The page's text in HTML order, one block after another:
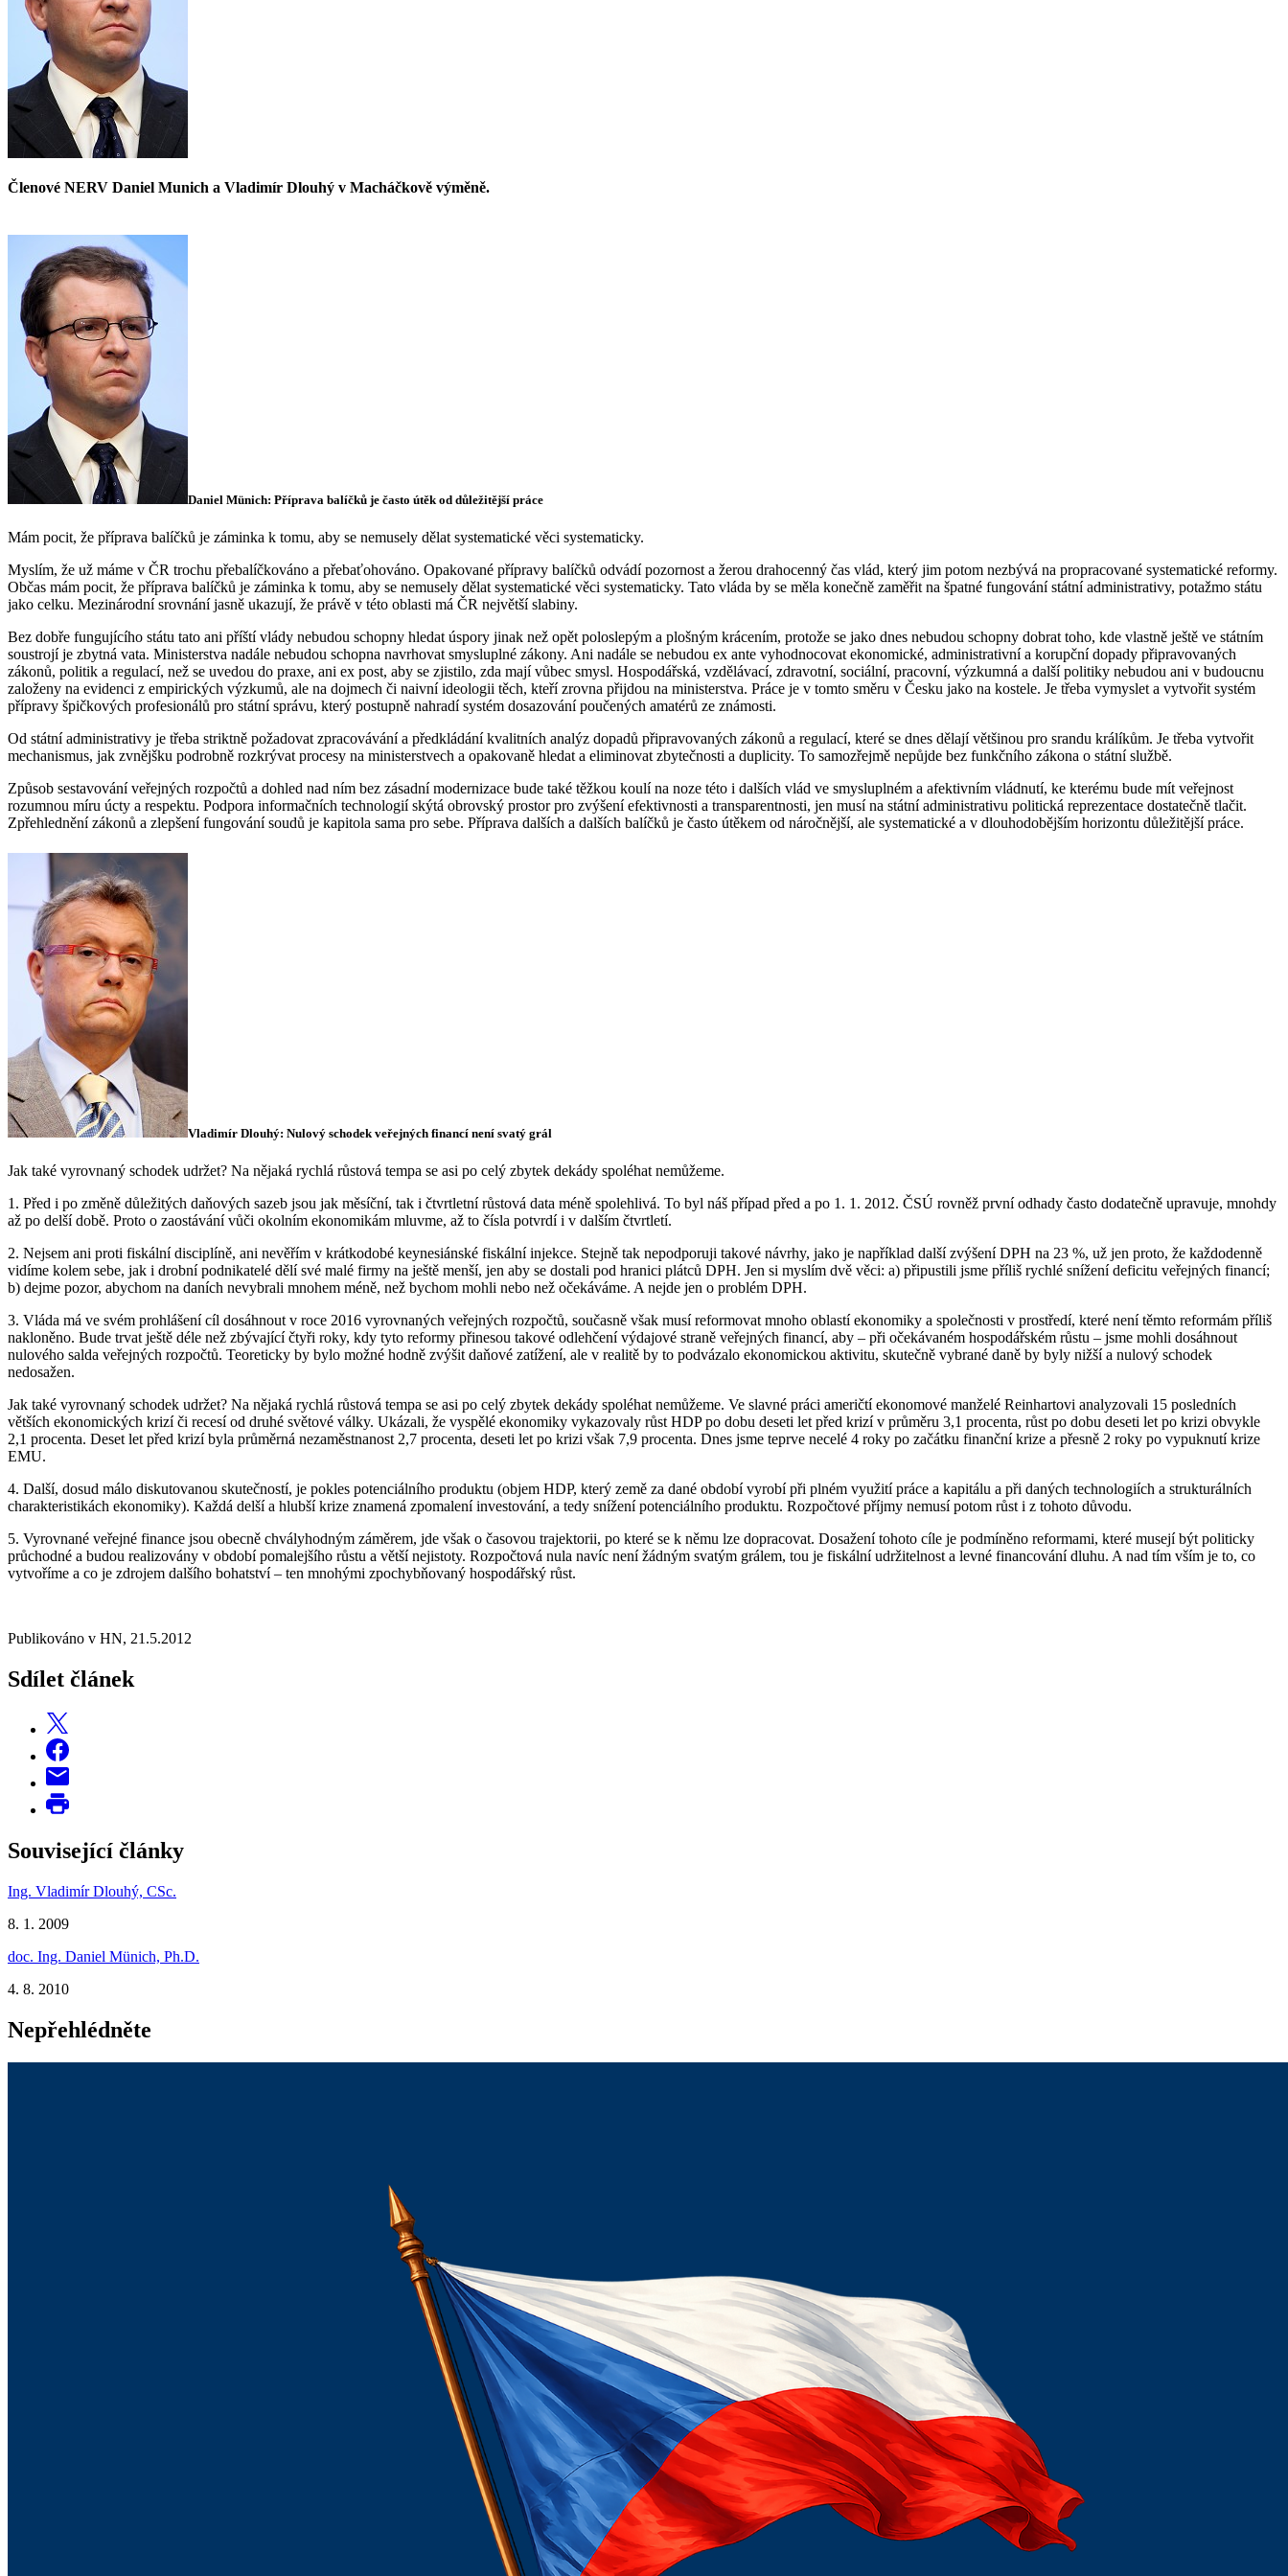
Členové NERV Daniel Munich a Vladimír Dlouhý v Macháčkově výměně.
Daniel Münich: Příprava balíčků je často útěk od důležitější práce
Mám pocit, že příprava balíčků je záminka k tomu, aby se nemusely dělat systematické věci systematicky.
Myslím, že už máme v ČR trochu přebalíčkováno a přebaťohováno. Opakované přípravy balíčků odvádí pozornost a žerou drahocenný čas vlád, který jim potom nezbývá na propracované systematické reformy.
Občas mám pocit, že příprava balíčků je záminka k tomu, aby se nemusely dělat systematické věci systematicky. Tato vláda by se měla konečně zaměřit na špatné fungování státní administrativy, potažmo státu
jako celku. Mezinárodní srovnání jasně ukazují, že právě v této oblasti má ČR největší slabiny.
Bez dobře fungujícího státu tato ani příští vlády nebudou schopny hledat úspory jinak než opět poloslepým a plošným krácením, protože se jako dnes nebudou schopny dobrat toho, kde vlastně ještě ve státním
soustrojí je zbytná vata. Ministerstva nadále nebudou schopna navrhovat smysluplné zákony. Ani nadále se nebudou ex ante vyhodnocovat ekonomické, administrativní a korupční dopady připravovaných
zákonů, politik a regulací, než se uvedou do praxe, ani ex post, aby se zjistilo, zda mají vůbec smysl. Hospodářská, vzdělávací, zdravotní, sociální, pracovní, výzkumná a další politiky nebudou ani v budoucnu
založeny na evidenci z empirických výzkumů, ale na dojmech či naivní ideologii těch, kteří zrovna přijdou na ministerstva. Práce je v tomto směru v Česku jako na kostele. Je třeba vymyslet a vytvořit systém
přípravy špičkových profesionálů pro státní správu, který postupně nahradí systém dosazování poučených amatérů ze známosti.
Od státní administrativy je třeba striktně požadovat zpracovávání a předkládání kvalitních analýz dopadů připravovaných zákonů a regulací, které se dnes dělají většinou pro srandu králíkům. Je třeba vytvořit
mechanismus, jak zvnějšku podrobně rozkrývat procesy na ministerstvech a opakovaně hledat a eliminovat zbytečnosti a duplicity. To samozřejmě nepůjde bez funkčního zákona o státní službě.
Způsob sestavování veřejných rozpočtů a dohled nad ním bez zásadní modernizace bude také těžkou koulí na noze této i dalších vlád ve smysluplném a afektivním vládnutí, ke kterému bude mít veřejnost
rozumnou míru úcty a respektu. Podpora informačních technologií skýtá obrovský prostor pro zvýšení efektivnosti a transparentnosti, jen musí na státní administrativu politická reprezentace dostatečně tlačit.
Zpřehlednění zákonů a zlepšení fungování soudů je kapitola sama pro sebe. Příprava dalších a dalších balíčků je často útěkem od náročnější, ale systematické a v dlouhodobějším horizontu důležitější práce.
Vladimír Dlouhý: Nulový schodek veřejných financí není svatý grál
Jak také vyrovnaný schodek udržet? Na nějaká rychlá růstová tempa se asi po celý zbytek dekády spoléhat nemůžeme.
1. Před i po změně důležitých daňových sazeb jsou jak měsíční, tak i čtvrtletní růstová data méně spolehlivá. To byl náš případ před a po 1. 1. 2012. ČSÚ rovněž první odhady často dodatečně upravuje, mnohdy
až po delší době. Proto o zaostávání vůči okolním ekonomikám mluvme, až to čísla potvrdí i v dalším čtvrtletí.
2. Nejsem ani proti fiskální disciplíně, ani nevěřím v krátkodobé keynesiánské fiskální injekce. Stejně tak nepodporuji takové návrhy, jako je například další zvýšení DPH na 23 %, už jen proto, že každodenně
vidíme kolem sebe, jak i drobní podnikatelé dělí své malé firmy na ještě menší, jen aby se dostali pod hranici plátců DPH. Jen si myslím dvě věci: a) připustili jsme příliš rychlé snížení deficitu veřejných financí;
b) dejme pozor, abychom na daních nevybrali mnohem méně, než bychom mohli nebo než očekáváme. A nejde jen o problém DPH.
3. Vláda má ve svém prohlášení cíl dosáhnout v roce 2016 vyrovnaných veřejných rozpočtů, současně však musí reformovat mnoho oblastí ekonomiky a společnosti v prostředí, které není těmto reformám příliš
nakloněno. Bude trvat ještě déle než zbývající čtyři roky, kdy tyto reformy přinesou takové odlehčení výdajové straně veřejných financí, aby – při očekávaném hospodářském růstu – jsme mohli dosáhnout
nulového salda veřejných rozpočtů. Teoreticky by bylo možné hodně zvýšit daňové zatížení, ale v realitě by to podvázalo ekonomickou aktivitu, skutečně vybrané daně by byly nižší a nulový schodek
nedosažen.
Jak také vyrovnaný schodek udržet? Na nějaká rychlá růstová tempa se asi po celý zbytek dekády spoléhat nemůžeme. Ve slavné práci američtí ekonomové manželé Reinhartovi analyzovali 15 posledních
větších ekonomických krizí či recesí od druhé světové války. Ukázali, že vyspělé ekonomiky vykazovaly růst HDP po dobu deseti let před krizí v průměru 3,1 procenta, růst po dobu deseti let po krizi obvykle
2,1 procenta. Deset let před krizí byla průměrná nezaměstnanost 2,7 procenta, deseti let po krizi však 7,9 procenta. Dnes jsme teprve necelé 4 roky po začátku finanční krize a přesně 2 roky po vypuknutí krize
EMU.
4. Další, dosud málo diskutovanou skutečností, je pokles potenciálního produktu (objem HDP, který země za dané období vyrobí při plném využití práce a kapitálu a při daných technologiích a strukturálních
charakteristikách ekonomiky). Každá delší a hlubší krize znamená zpomalení investování, a tedy snížení potenciálního produktu. Rozpočtové příjmy nemusí potom růst i z tohoto důvodu.
5. Vyrovnané veřejné finance jsou obecně chvályhodným záměrem, jde však o časovou trajektorii, po které se k němu lze dopracovat. Dosažení tohoto cíle je podmíněno reformami, které musejí být politicky
průchodné a budou realizovány v období pomalejšího růstu a větší nejistoty. Rozpočtová nula navíc není žádným svatým grálem, tou je fiskální udržitelnost a levné financování dluhu. A nad tím vším je to, co
vytvoříme a co je zdrojem dalšího bohatství – ten mnohými zpochybňovaný hospodářský růst.
Publikováno v HN, 21.5.2012
Sdílet článek
Související články
Ing. Vladimír Dlouhý, CSc.
8. 1. 2009
doc. Ing. Daniel Münich, Ph.D.
4. 8. 2010
Nepřehlédněte